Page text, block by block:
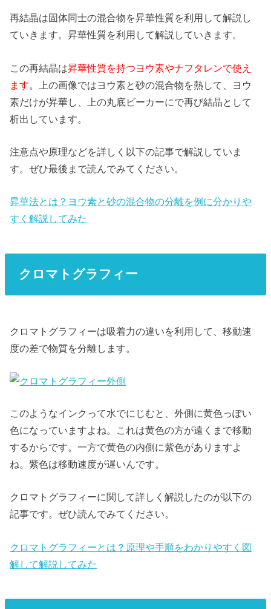
再結晶は固体同士の混合物を昇華性質を利用して解説し
ていきます。昇華性質を利用して解説していきます。
この再結晶は昇華性質を持つヨウ素やナフタレンで使え
ます 。上の画像ではヨウ素と砂の混合物を熱して、ヨウ
素だけが昇華し、上の丸底ビーカーにで再び結晶として
析出しています。
注意点や原理などを詳しく以下の記事で解説していま
す。ぜひ最後まで読んでみてください。
昇華法とは？ヨウ素と砂の混合物の分離を例に分かりや
すく解説してみた
クロマトグラフィー
クロマトグラフィーは吸着力の違いを利用して、移動速
度の差で物質を分離します。
このようなインクって水でにじむと、外側に黄色っぽい
色になっていますよね。これは黄色の方が遠くまで移動
するからです。一方で黄色の内側に紫色がありますよ
ね。紫色は移動速度が遅いんです。
クロマトグラフィーに関して詳しく解説したのが以下の
記事です。ぜひ読んでみてください。
クロマトグラフィーとは？原理や手順をわかりやすく図
解して解説してみた